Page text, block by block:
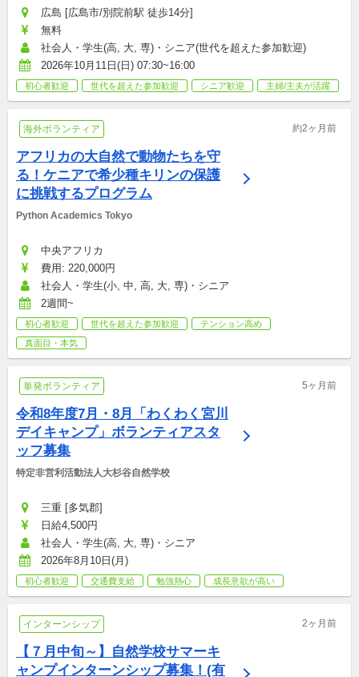
広島 [広島市/別院前駅 徒歩14分]
無料
社会人・学生(高, 大, 専)・シニア(世代を超えた参加歓迎)
2026年10月11日(日) 07:30~16:00
初心者歓迎 世代を超えた参加歓迎 シニア歓迎 主婦/主夫が活躍
海外ボランティア 約2ヶ月前
アフリカの大自然で動物たちを守
る！ケニアで希少種キリンの保護
に挑戦するプログラム
Python Academics Tokyo
中央アフリカ
費用: 220,000円
社会人・学生(小, 中, 高, 大, 専)・シニア
2週間~
初心者歓迎 世代を超えた参加歓迎
テンション高め
真面目・本気
単発ボランティア 5ヶ月前
令和8年度7月・8月「わくわく宮川
デイキャンプ」ボランティアスタ
ッフ募集
特定非営利活動法人大杉谷自然学校
三重 [多気郡]
日給4,500円
社会人・学生(高, 大, 専)・シニア
2026年8月10日(月)
初心者歓迎 交通費支給 勉強熱心 成長意欲が高い
インターンシップ 2ヶ月前
【７月中旬～】自然学校サマーキ
ャンプインターンシップ募集！(有